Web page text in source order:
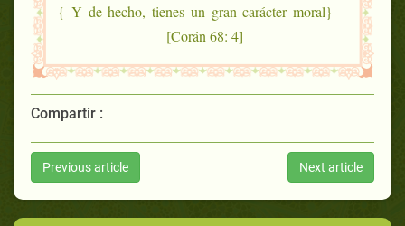
{Y de hecho, tienes un gran carácter moral }
[Corán 68: 4]
Compartir :
Previous article Next article